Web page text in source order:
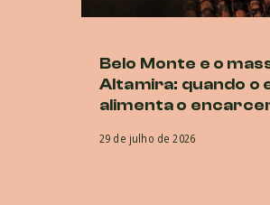
Belo Monte e o
Altamira: quando o
alimenta o
29 de julho de 2026